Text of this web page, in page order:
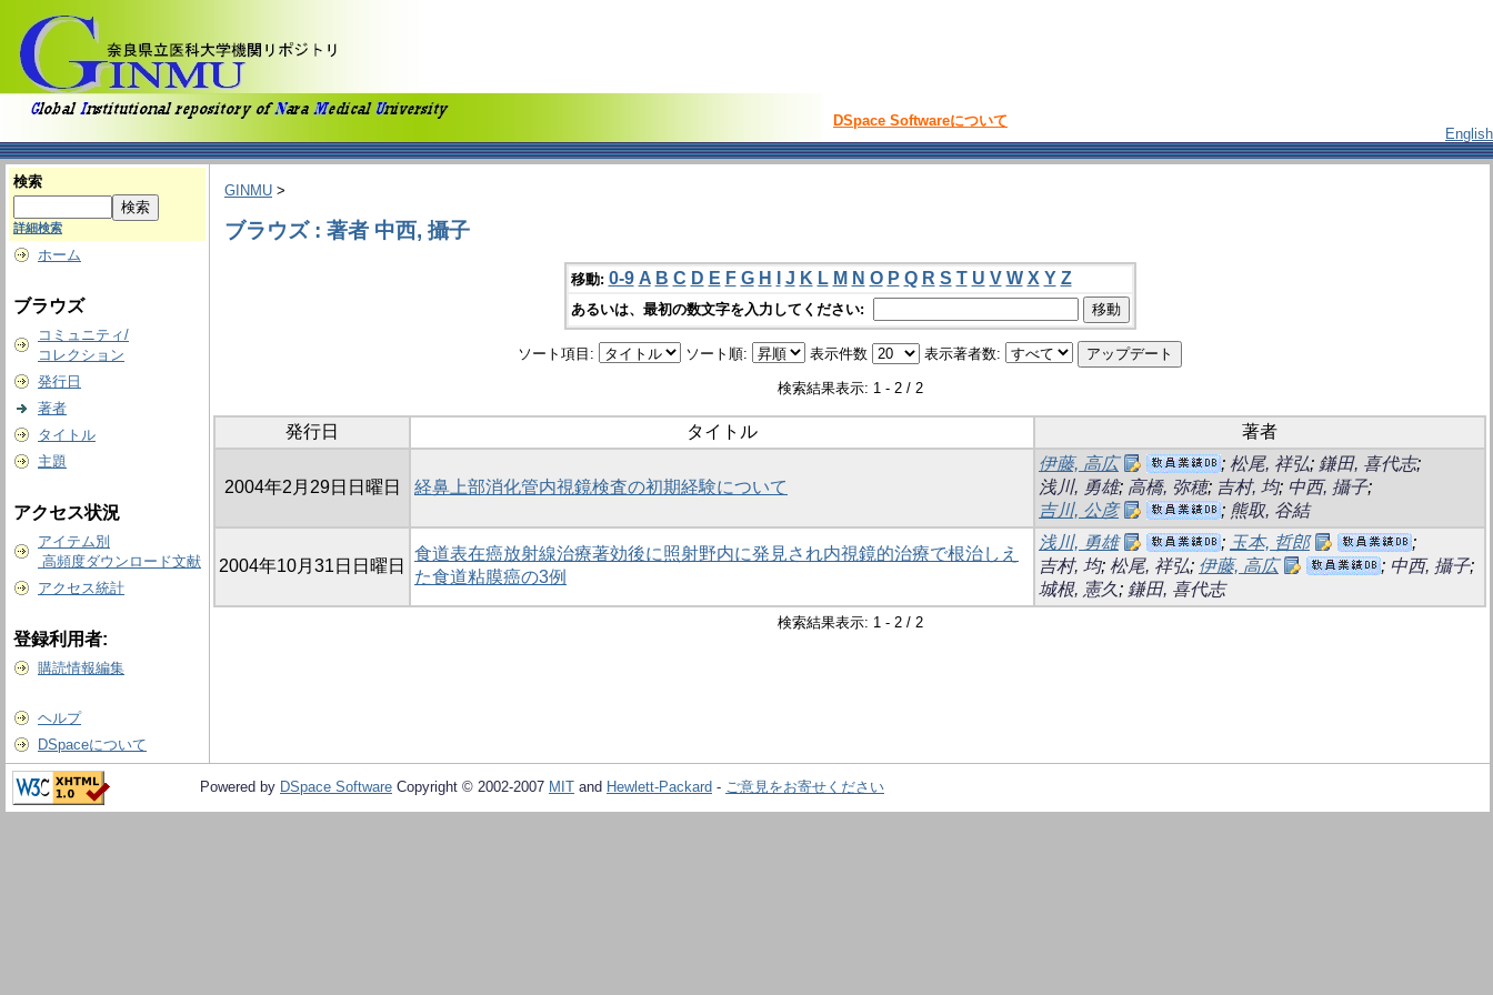
DSpace Softwareについて
English
検索
詳細検索
ホーム
ブラウズ
コミュニティ/
コレクション
発行日
著者
タイトル
主題
アクセス状況
アイテム別
高頻度ダウンロード文献
アクセス統計
登録利用者:
購読情報編集
ヘルプ
DSpaceについて
GINMU >
ブラウズ : 著者 中西, 攝子
移動: 0-9 A B C D E F G H J K L M N O P Q R S T U V W X Y Z
あるいは、最初の数文字を入力してください:
ソート項目: ソート順: 表示件数 表示著者数:
検索結果表示: 1 - 2 / 2
発行日 タイトル 著者
2004年2月29日日曜日 経鼻上部消化管内視鏡検査の初期経験について
伊藤, 高広 ; 松尾, 祥弘; 鎌田, 喜代志;
浅川, 勇雄; 高橋, 弥穂; 吉村, 均; 中西, 攝子;
吉川, 公彦
; 熊取, 谷結
2004年10月31日日曜日
食道表在癌放射線治療著効後に照射野内に発見され内視鏡的治療で根治しえ
た食道粘膜癌の3例
浅川, 勇雄 ; 玉本, 哲郎
;
吉村, 均; 松尾, 祥弘; 伊藤, 高広 ; 中西, 攝子;
城根, 憲久; 鎌田, 喜代志
検索結果表示: 1 - 2 / 2
Powered by DSpace Software Copyright © 2002-2007 MIT and Hewlett-Packard - ご意見をお寄せください